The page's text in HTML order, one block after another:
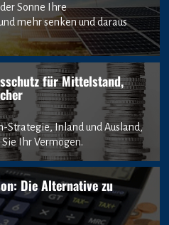
Sonne Ihre
mehr senken und daraus
für Mittelstand,
Inland und Ausland,
Ihr Vermögen.
Die Alternative zu